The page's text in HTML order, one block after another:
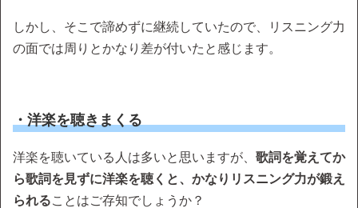
しかし、そこで諦めずに継続していたので、リスニング力
の面では周りとかなり差が付いたと感じます。
・洋楽を聴きまくる
洋楽を聴いている人は多いと思いますが、 歌詞を覚えてか
ら歌詞を見ずに洋楽を聴くと、かなりリスニング力が鍛え
られることはご存知でしょうか？